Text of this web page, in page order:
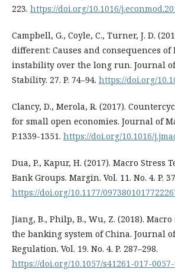
223. https://doi.org/10.1016/
Campbell, G., Coyle, C., Turner, J. D.
different: Causes and consequences
instability over the long run. Journal
Stability. 27. P. 74–94. https://doi.org/
Clancy, D., Merola, R. (2017).
for small open economies. Journal of
P.1339-1351. https://doi.org/10.1016/
Dua, P., Kapur, H. (2017). Macro Stress
Bank Groups. Margin. Vol. 11. No. 4. P.
https://doi.org/10.1177/
Jiang, B., Philp, B., Wu, Z. (2018).
the banking system of China. Journal
Regulation. Vol. 19. No. 4. P. 287–298.
https://doi.org/10.1057/s41261-017-